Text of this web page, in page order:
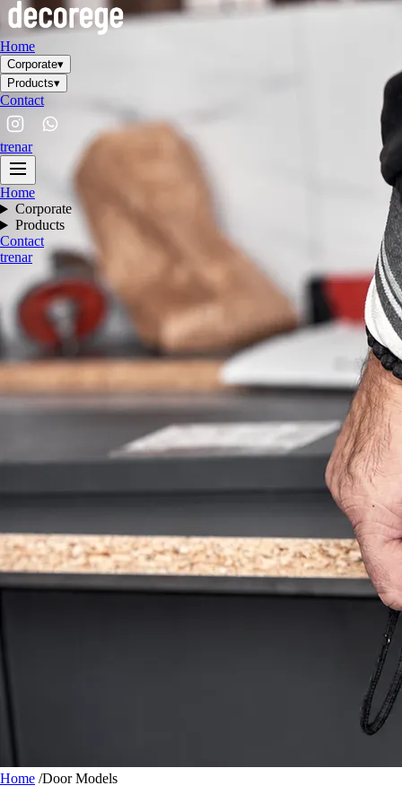
Home
Corporate▾
Products▾
Contact
trenar
Home
Corporate
Products
Contact
trenar
Home /Door Models